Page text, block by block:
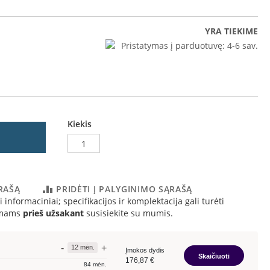
YRA TIEKIME
Pristatymas į parduotuvę: 4-6 sav.
Kiekis
PRIDĖTI Į PALYGINIMO SĄRAŠĄ
specifikacijos ir komplektacija gali turėti
prieš užsakant susisiekite su mumis.